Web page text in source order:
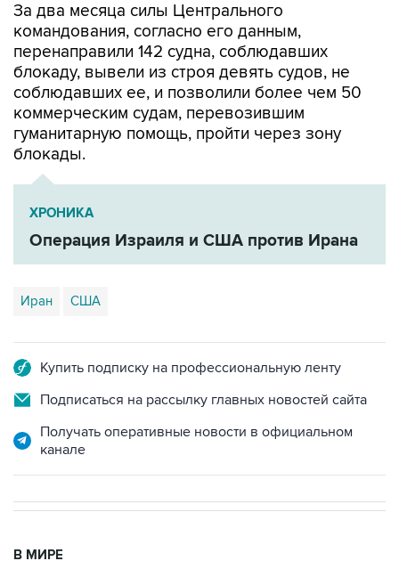
За два месяца силы Центрального
командования, согласно его данным,
перенаправили 142 судна, соблюдавших
блокаду, вывели из строя девять судов, не
соблюдавших ее, и позволили более чем 50
коммерческим судам, перевозившим
гуманитарную помощь, пройти через зону
блокады.
ХРОНИКА
Операция Израиля и США против Ирана
Иран США
Купить подписку на профессиональную ленту
Подписаться на рассылку главных новостей сайта
Получать оперативные новости в официальном
канале
В МИРЕ